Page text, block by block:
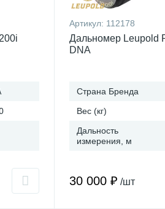
Артикул: 112178
Дальномер Leupold
DNA
Страна Бренда
Вес (кг)
Дальность
измерения, м
30 000 ₽ /шт